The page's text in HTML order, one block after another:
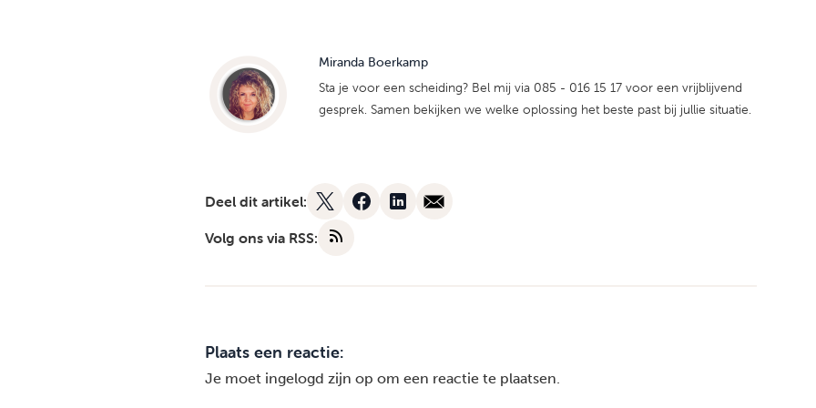
Miranda Boerkamp
Sta je voor een scheiding? Bel mij via 085 - 016 15 17 voor een vrijblijvend
gesprek. Samen bekijken we welke oplossing het beste past bij jullie situatie.
Deel dit artikel:
Volg ons via RSS:
Plaats een reactie:
Je moet ingelogd zijn op om een reactie te plaatsen.